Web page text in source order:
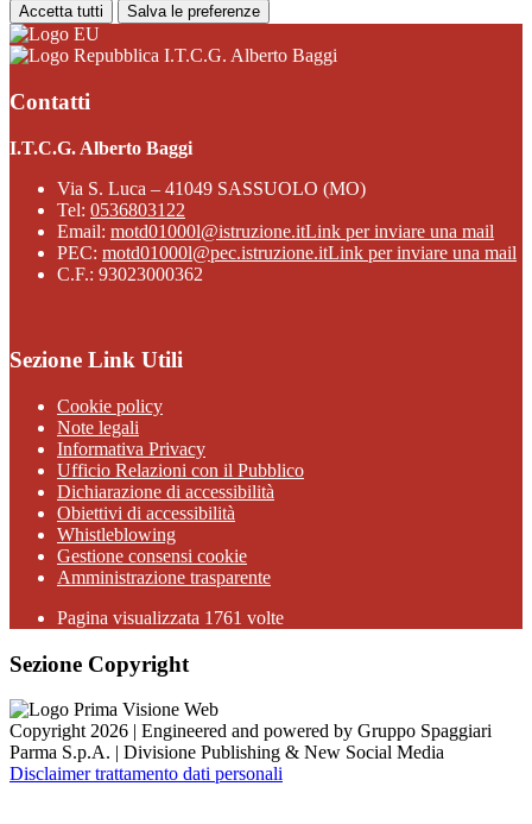
Accetta tutti Salva le preferenze
I.T.C.G. Alberto Baggi
Contatti
I.T.C.G. Alberto Baggi
Via S. Luca – 41049 SASSUOLO (MO)
Tel: 0536803122
Email: motd01000l@istruzione.itLink per inviare una mail
PEC: motd01000l@pec.istruzione.itLink per inviare una mail
C.F.: 93023000362
Sezione Link Utili
Cookie policy
Note legali
Informativa Privacy
Ufficio Relazioni con il Pubblico
Dichiarazione di accessibilità
Obiettivi di accessibilità
Whistleblowing
Gestione consensi cookie
Amministrazione trasparente
Pagina visualizzata 1761 volte
Sezione Copyright
Copyright 2026 | Engineered and powered by Gruppo Spaggiari
Parma S.p.A. | Divisione Publishing & New Social Media
Disclaimer trattamento dati personali